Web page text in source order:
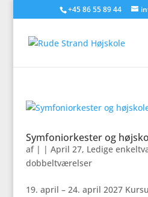
+45 86 55 89 44
Symfoniorkester og
af | | April 27, Ledige
dobbeltværelser
19. april – 24. april 2027